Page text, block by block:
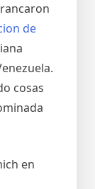
de
cosas